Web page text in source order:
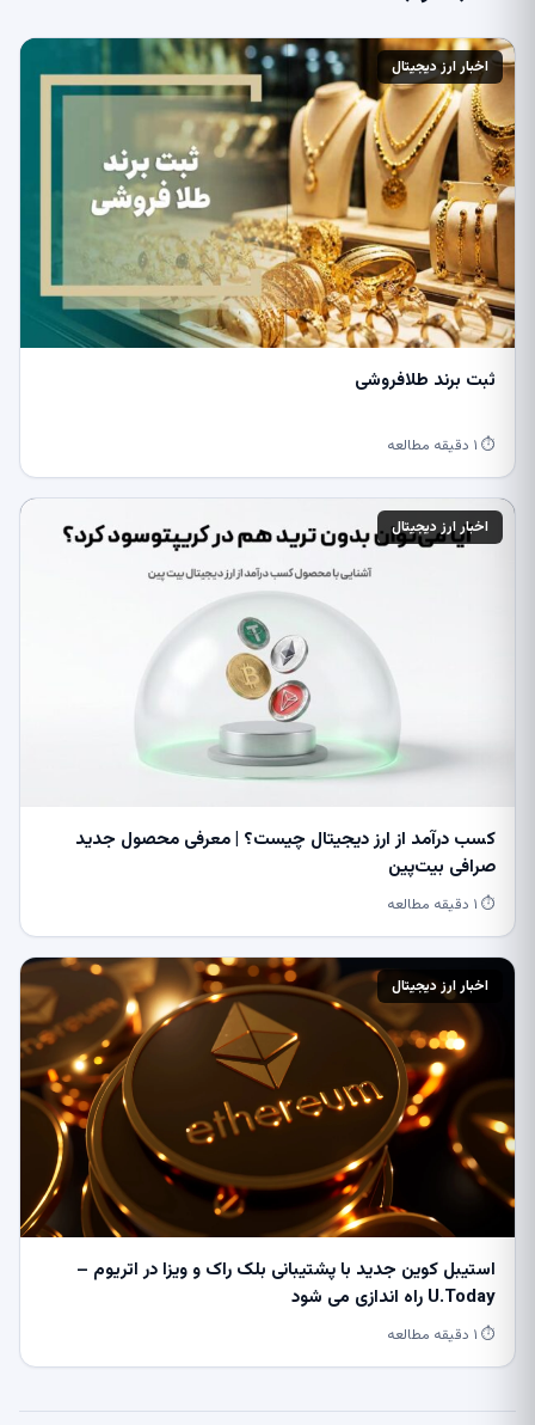
اخبار ارز دیجیتال
ثبت برند طلافروشی
⏱ ۱ دقیقه مطالعه
اخبار ارز دیجیتال
کسب درآمد از ارز دیجیتال چیست؟ | معرفی محصول جدید
صرافی بیت‌پین
⏱ ۱ دقیقه مطالعه
اخبار ارز دیجیتال
استیبل کوین جدید با پشتیبانی بلک راک و ویزا در اتریوم –
U.Today راه اندازی می شود
⏱ ۱ دقیقه مطالعه